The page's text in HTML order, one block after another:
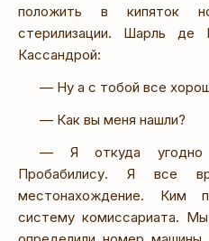
положить в кипяток
стерилизации. Шарль
Кассандрой:
— Ну а с тобой все
— Как вы меня нашли?
— Я откуда угодно
Пробабилису. Я все
местонахождение. Ким
систему комиссариата.